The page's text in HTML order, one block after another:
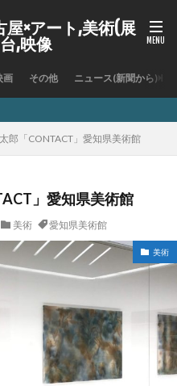
屋×アート,美術(展
,映像
画 その他 ニュース(新聞から)
郎「CONTACT」愛知県美術館
」愛知県美術館
美術 愛知県美術館
美術